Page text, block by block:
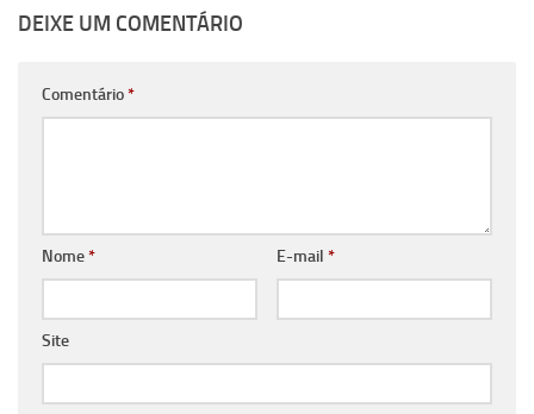
DEIXE UM COMENTÁRIO
Comentário*
Nome* E-mail *
Site